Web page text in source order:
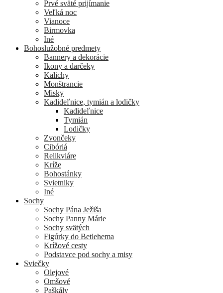
Prvé sväté prijímanie
Veľká noc
Vianoce
Birmovka
Iné
Bohoslužobné predmety
Bannery a dekorácie
Ikony a darčeky
Kalichy
Monštrancie
Misky
Kadideľnice, tymián a lodičky
Kadideľnice
Tymián
Lodičky
Zvončeky
Cibóriá
Relikviáre
Kríže
Bohostánky
Svietniky
Iné
Sochy
Sochy Pána Ježiša
Sochy Panny Márie
Sochy svätých
Figúrky do Betlehema
Krížové cesty
Podstavce pod sochy a misy
Sviečky
Olejové
Omšové
Paškály